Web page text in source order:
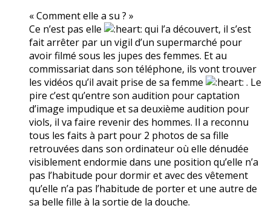
« Comment elle a su ? »
Ce n’est pas elle
qui l’a découvert, il s’est
fait arrêter par un vigil d’un supermarché pour
avoir filmé sous les jupes des femmes. Et au
commissariat dans son téléphone, ils vont trouver
les vidéos qu’il avait prise de sa femme
. Le
pire c’est qu’entre son audition pour captation
d’image impudique et sa deuxième audition pour
viols, il va faire revenir des hommes. Il a reconnu
tous les faits à part pour 2 photos de sa fille
retrouvées dans son ordinateur où elle dénudée
visiblement endormie dans une position qu’elle n’a
pas l’habitude pour dormir et avec des vêtement
qu’elle n’a pas l’habitude de porter et une autre de
sa belle fille à la sortie de la douche.